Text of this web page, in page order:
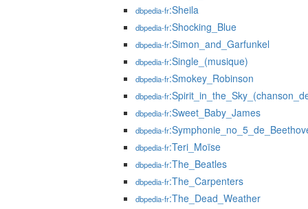
dbpedia-fr:Sheila
dbpedia-fr:Shocking_Blue
dbpedia-fr:Simon_and_Garfunkel
dbpedia-fr:Single_(musique)
dbpedia-fr:Smokey_Robinson
dbpedia-fr
dbpedia-fr:Sweet_Baby_James
dbpedia-fr
dbpedia-fr:Teri_Moïse
dbpedia-fr:The_Beatles
dbpedia-fr:The_Carpenters
dbpedia-fr:The_Dead_Weather